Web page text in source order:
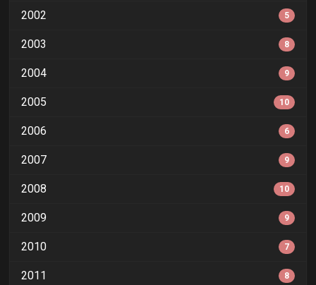
2002 5
2003 8
2004 9
2005 10
2006 6
2007 9
2008 10
2009 9
2010 7
2011 8